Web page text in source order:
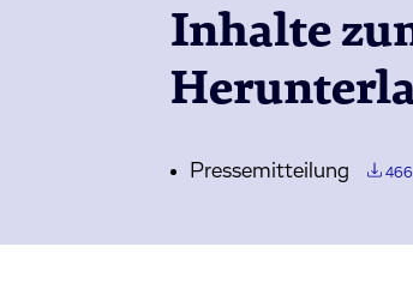
Inhalte
Pressemitteilung